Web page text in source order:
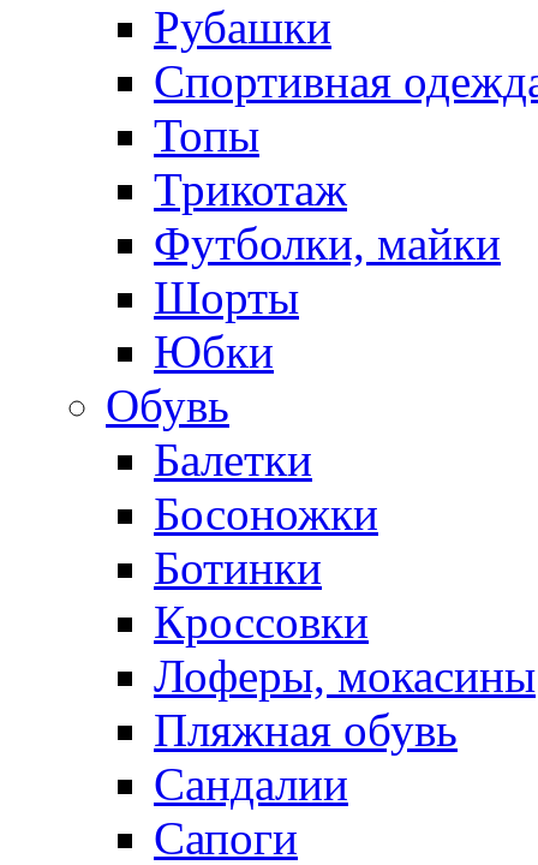
Рубашки
Спортивная
Топы
Трикотаж
Футболки, майки
Шорты
Юбки
Обувь
Балетки
Босоножки
Ботинки
Кроссовки
Лоферы, мокасины
Пляжная обувь
Сандалии
Сапоги